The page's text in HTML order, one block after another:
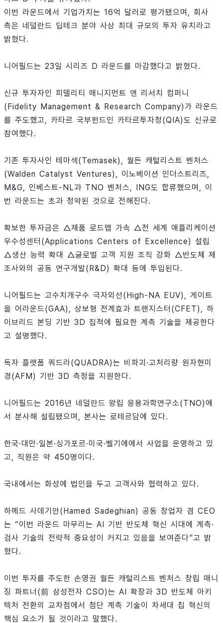
이번 라운드에서 기업가치는 16억 달러로 평가됐으며, 회사
측은 네덜란드 딥테크 분야 사상 최대 규모의 투자 유치라고
밝혔다.
니어필드는 23일 시리즈 D 라운드를 마감했다고 밝혔다.
신규 투자자인 피델리티 매니지먼트 앤 리서치 컴퍼니
(Fidelity Management & Research Company)가 라운드
를 주도했고, 카타르 국부펀드인 카타르투자청(QIA)도 신규로
참여했다.
기존 투자사인 테마섹(Temasek), 월든 캐털리스트 벤처스
(Walden Catalyst Ventures), 이노베이션 인더스트리즈,
M&G, 인베스트-NL과 TNO 벤처스, ING도 합류했으며, 이
번 라운드는 초과 청약된 것으로 전해진다.
확보한 투자금은 △제품 로드맵 가속 △전 세계 애플리케이션
우수성센터(Applications Centers of Excellence) 설립
△생산 능력 확대 △글로벌 고객 지원 조직 강화 △반도체 제
조사와의 공동 연구개발(R&D) 확대 등에 투입된다.
니어필드는 고수치개구수 극자외선(High-NA EUV), 게이트
올 어라운드(GAA), 상보형 전계효과 트랜지스터(CFET), 하
이브리드 본딩 기반 3D 집적에 필요한 계측 기술을 제공한다
고 설명했다.
독자 플랫폼 쿼드라(QUADRA)는 비파괴·고처리량 원자현미
경(AFM) 기반 3D 측정을 지원한다.
니어필드는 2016년 네덜란드 왕립 응용과학연구소(TNO)에
서 분사해 설립됐으며, 본사는 로테르담에 있다.
한국·대만·일본·싱가포르·미국·벨기에에서 사업을 운영하고 있
고, 직원은 약 450명이다.
국내에서는 화성에 법인을 두고 고객사와 협력하고 있다.
하메드 사데기안(Hamed Sadeghian) 공동 창업자 겸 CEO
는 “이번 라운드 마무리는 AI 기반 반도체 혁신 시대에 계측·
검사 기술의 전략적 중요성이 커지고 있음을 보여준다”고 밝
혔다.
이번 투자를 주도한 손영권 월든 캐털리스트 벤처스 창립 매니
징 파트너(前 삼성전자 CSO)는 AI 확장과 3D 반도체 아키
텍처 전환의 교차점에서 첨단 계측 기술이 차세대 칩 혁신의
핵심 요소가 될 것이라고 말했다.